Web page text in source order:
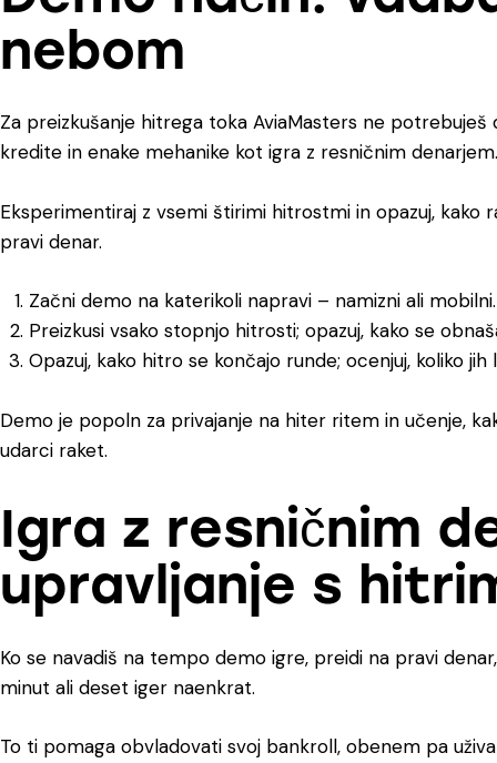
nebom
Za preizkušanje hitrega toka AviaMasters ne potrebuješ
kredite in enake mehanike kot igra z resničnim denarjem.
Eksperimentiraj z vsemi štirimi hitrostmi in opazuj,
pravi denar.
Začni demo na katerikoli napravi – namizni ali mobilni.
Preizkusi vsako stopnjo hitrosti; opazuj, kako se
Opazuj, kako hitro se končajo runde; ocenjuj, koliko
Demo je popoln za privajanje na hiter ritem in učenje,
udarci raket.
Igra z resničnim
upravljanje s
Ko se navadiš na tempo demo igre, preidi na pravi
minut ali deset iger naenkrat.
To ti pomaga obvladovati svoj bankroll, obenem pa